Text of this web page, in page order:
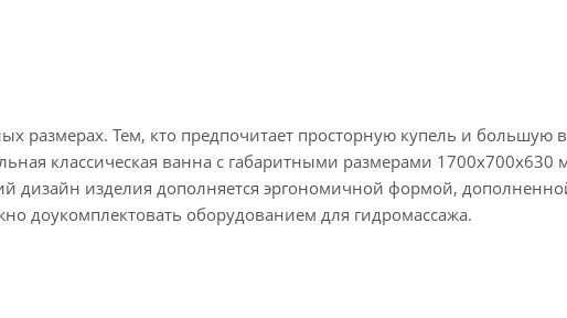
размерах. Тем, кто предпочитает просторную купель и большую
классическая ванна с габаритными размерами
дизайн изделия дополняется эргономичной формой,
доукомплектовать оборудованием для гидромассажа.